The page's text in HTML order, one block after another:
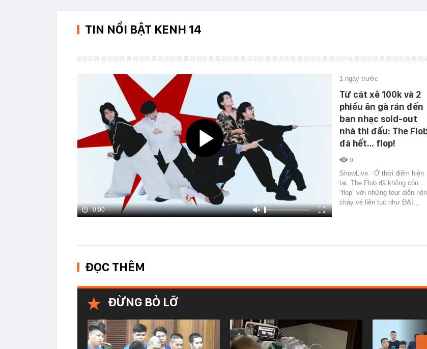
TIN NỔI BẬT KENH 14
0:00
1 ngày trước
Từ cát xê 100k và 2
phiếu ăn gà rán đến
ban nhạc sold-out
nhà thi đấu: The
đã hết… flop!
0
ShowLive · Ở thời điểm hiện
tại, The Flob đã không còn…
“flop” với những tour diễn
cháy vé liên tục như ĐẠI…
ĐỌC THÊM
ĐỪNG BỎ LỠ